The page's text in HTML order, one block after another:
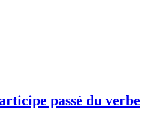
passé du verbe